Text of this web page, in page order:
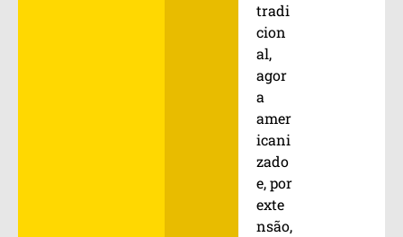
tradi
cion
al,
agor
a
amer
icani
zado
e, por
exte
nsão,